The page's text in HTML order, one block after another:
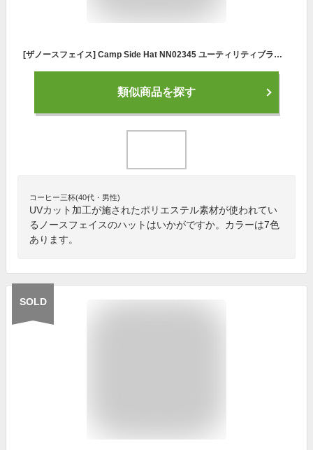
[ザノースフェイス] Camp Side Hat NN02345 ユーティリティブラウン M
類似商品を探す
コーヒー三杯(40代・男性)
UVカット加工が施されたポリエステル素材が使われてい
るノースフェイスのハットはいかがですか。カラーは7色
あります。
SOLD